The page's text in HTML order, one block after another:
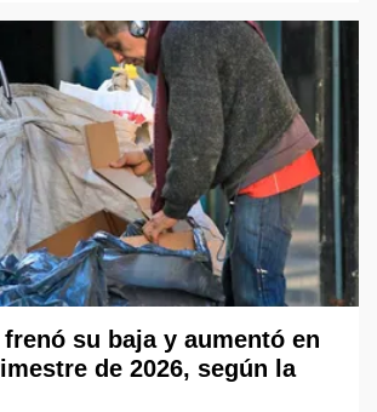
su baja y aumentó en
de 2026, según la